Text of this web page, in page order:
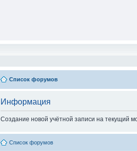
Список форумов
Информация
Создание новой учётной записи на текущий
Список форумов